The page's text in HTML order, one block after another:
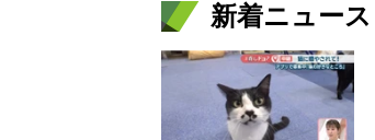
新着ニュース